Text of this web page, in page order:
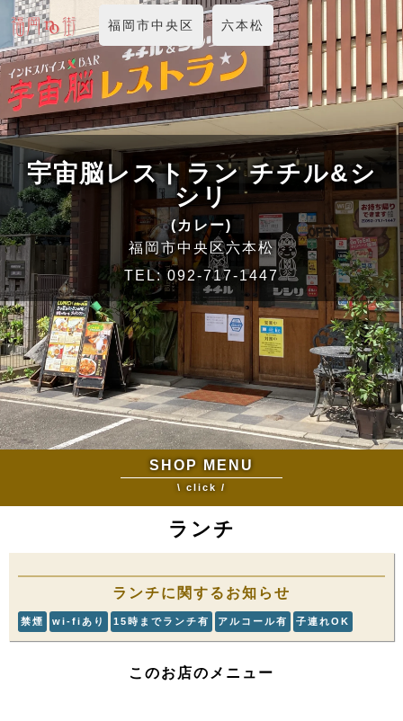
福岡市中央区 六本松
宇宙脳レストラン チチル&シ
シリ
(カレー)
福岡市中央区六本松
TEL:092-717-1447
SHOP MENU
\ click /
ランチ
ランチに関するお知らせ
禁煙 wi-fiあり 15時までランチ有 アルコール有 子連れOK
このお店のメニュー